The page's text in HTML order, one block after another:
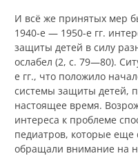
И всё же принятых мер
1940-е — 1950-е гг.
защиты детей в силу
ослабел (2, с. 79—80).
е гг., что положило
системы защиты детей,
настоящее время.
интереса к проблеме
педиатров, которые еще
обращали внимание на